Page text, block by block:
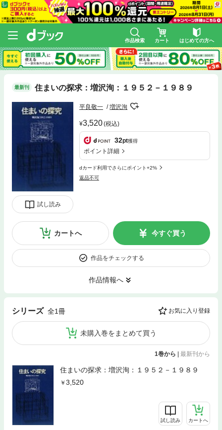
作品検索 カート はじめての方へ
最新刊 住まいの探求：増沢洵：１９５２－１９８９
試し読み
平良敬一 増沢洵
3,520(税込)
32pt獲得
ポイント詳細
dカード利用でさらにポイント+2%
返品不可
カートへ 今すぐ買う
作品をチェックする
作品情報へ
シリーズ 全1冊 お気に入り登録
未購入巻をまとめて買う
1巻から | 最新刊から
住まいの探求：増沢洵：１９５２－１９８９
3,520
試し読み カートへ